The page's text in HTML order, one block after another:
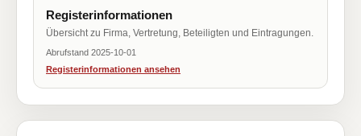
Registerinformationen
Übersicht zu Firma, Vertretung, Beteiligten und Eintragungen.
Abrufstand 2025-10-01
Registerinformationen ansehen